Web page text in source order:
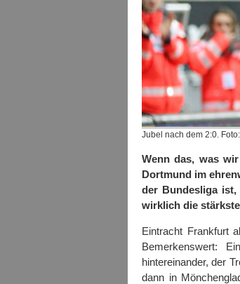
Jubel nach dem 2:0.
Wenn das, was
Dortmund im
der Bundesliga ist,
wirklich die
Eintracht Frankfurt
Bemerkenswert:
hintereinander, der
dann in